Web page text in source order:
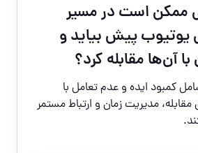
ممکن است در مسیر
یوتیوب پیش بیاید و
آن‌ها مقابله کرد؟
کمبود ایده و عدم تعامل با
مدیریت زمان و ارتباط مستمر